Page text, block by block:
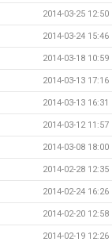
2014-03-25 12:50
2014-03-24 15:46
2014-03-18 10:59
2014-03-13 17:16
2014-03-13 16:31
2014-03-12 11:57
2014-03-08 18:00
2014-02-28 12:35
2014-02-24 16:26
2014-02-20 12:58
2014-02-19 12:26